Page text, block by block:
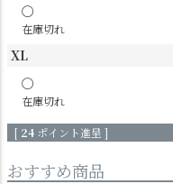
〇
在庫切れ
XL
〇
在庫切れ
[ 24 ポイント進呈 ]
おすすめ商品